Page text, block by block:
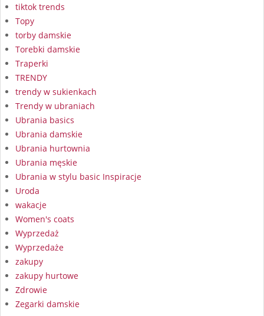
tiktok trends
Topy
torby damskie
Torebki damskie
Traperki
TRENDY
trendy w sukienkach
Trendy w ubraniach
Ubrania basics
Ubrania damskie
Ubrania hurtownia
Ubrania męskie
Ubrania w stylu basic Inspiracje
Uroda
wakacje
Women's coats
Wyprzedaż
Wyprzedaże
zakupy
zakupy hurtowe
Zdrowie
Zegarki damskie